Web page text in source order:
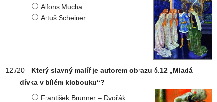
Alfons Mucha
Artuš Scheiner
Který slavný malíř je autorem obrazu č.12 „Mladá
dívka v bílém klobouku“?
František Brunner – Dvořák